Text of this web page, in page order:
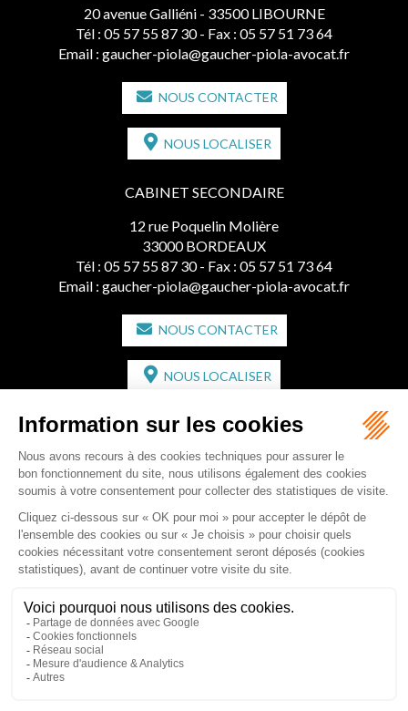
20 avenue Galliéni - 33500 LIBOURNE
Tél : 05 57 55 87 30 - Fax : 05 57 51 73 64
Email : gaucher-piola@gaucher-piola-avocat.fr
NOUS CONTACTER
NOUS LOCALISER
CABINET SECONDAIRE
12 rue Poquelin Molière
33000 BORDEAUX
Tél : 05 57 55 87 30 - Fax : 05 57 51 73 64
Email : gaucher-piola@gaucher-piola-avocat.fr
NOUS CONTACTER
NOUS LOCALISER
CABINET SECONDAIRE
2 bis Avenue de l'Europe
33350 ST MAGNE-DE-CASTILLON
Tél :05 57 55 87 30 - Fax : 05 57 51 73 64
Email :gaucher-piola@gaucher-piola-avocat.fr
NOUS CONTACTER
NOUS LOCALISER